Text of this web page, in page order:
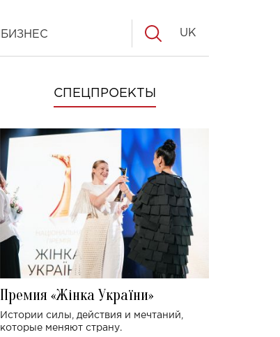
БИЗНЕС UK
СПЕЦПРОЕКТЫ
Премия «Жінка України»
Истории силы, действия и мечтаний,
которые меняют страну.